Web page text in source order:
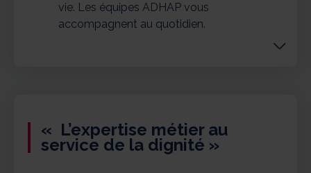
vie. Les équipes ADHAP vous
accompagnent au quotidien.
« L’expertise métier au
service de la dignité »